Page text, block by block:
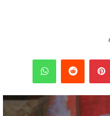
بينتيريست واتساب